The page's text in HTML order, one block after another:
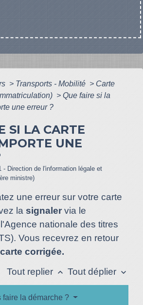
> Transports - Mobilité > Carte
> Que faire si la
une erreur ?
SI LA CARTE
UNE
- Direction de l'information légale et
ministre)
une erreur sur votre carte
la signaler via le
nationale des titres
Vous recevrez en retour
corrigée.
Tout replier keyboard_arrow_up Tout déplier keyboard_arrow_down
faire la démarche ?